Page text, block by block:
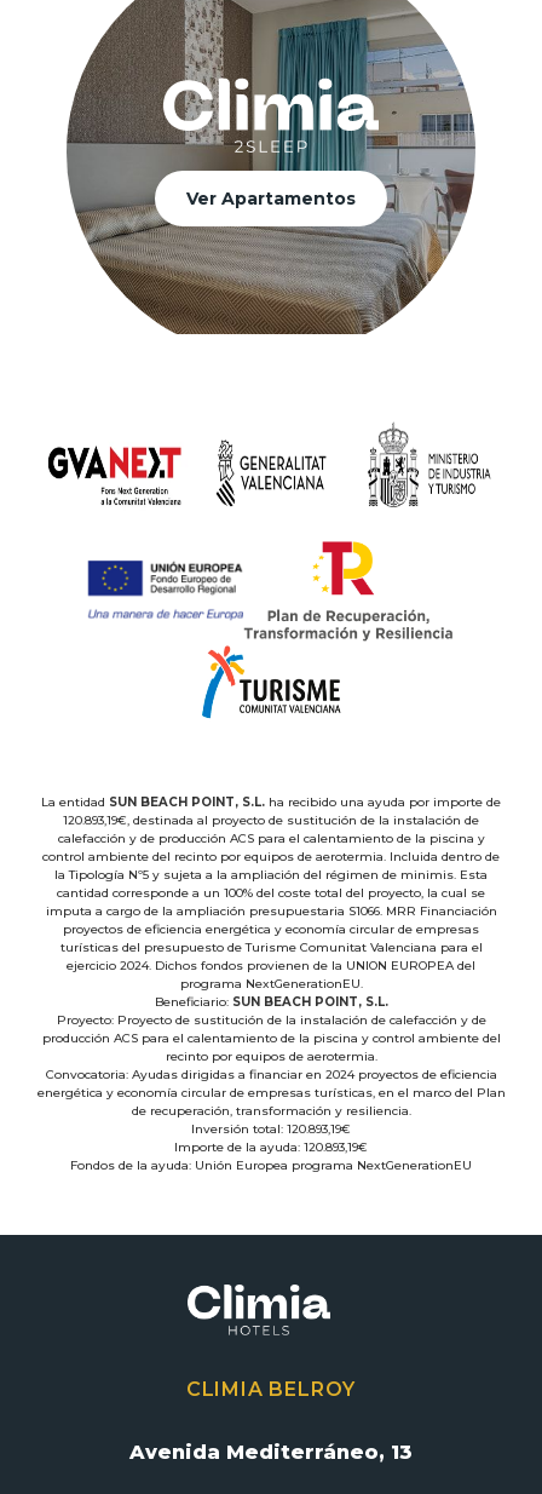
Ver Apartamentos
La entidad SUN BEACH POINT, S.L. ha recibido una ayuda por importe de
120.893,19€, destinada al proyecto de sustitución de la instalación de
calefacción y de producción ACS para el calentamiento de la piscina y
control ambiente del recinto por equipos de aerotermia. Incluida dentro de
la Tipología Nº5 y sujeta a la ampliación del régimen de minimis. Esta
cantidad corresponde a un 100% del coste total del proyecto, la cual se
imputa a cargo de la ampliación presupuestaria S1066. MRR Financiación
proyectos de eficiencia energética y economía circular de empresas
turísticas del presupuesto de Turisme Comunitat Valenciana para el
ejercicio 2024. Dichos fondos provienen de la UNION EUROPEA del
programa NextGenerationEU.
Beneficiario: SUN BEACH POINT, S.L.
Proyecto: Proyecto de sustitución de la instalación de calefacción y de
producción ACS para el calentamiento de la piscina y control ambiente del
recinto por equipos de aerotermia.
Convocatoria: Ayudas dirigidas a financiar en 2024 proyectos de eficiencia
energética y economía circular de empresas turísticas, en el marco del Plan
de recuperación, transformación y resiliencia.
Inversión total: 120.893,19€
Importe de la ayuda: 120.893,19€
Fondos de la ayuda: Unión Europea programa NextGenerationEU
CLIMIA BELROY
Avenida Mediterráneo, 13